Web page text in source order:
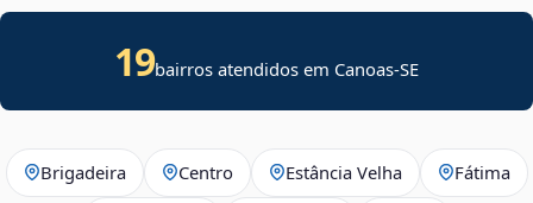
19bairros atendidos em Canoas-SE
Brigadeira Centro Estância Velha Fátima